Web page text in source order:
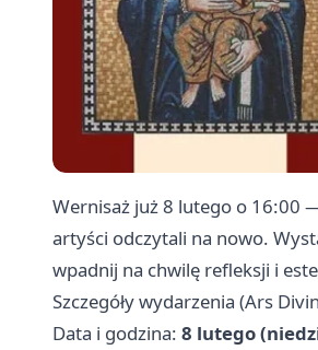
Wernisaż już 8 lutego o 16:00
artyści odczytali na nowo.
wpadnij na chwilę refleksji i
Szczegóły wydarzenia (Ars
Data i godzina: 8 lutego